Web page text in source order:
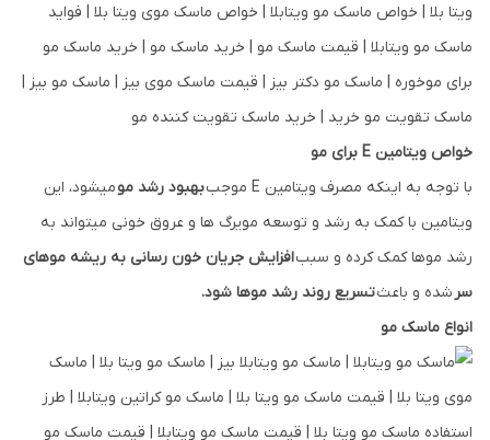
خواص ویتامین E برای مو
با توجه به اینکه مصرف ویتامین E موجب
بهبود رشد مومیشود، این
ویتامین با کمک به رشد و توسعه مویرگ ها و عروق خونی میتواند به
رشد موها کمک کرده و سببافزایش جریان خون رسانی به ریشه موهای
سرشده و باعثتسریع روند رشد موها شود.
انواع ماسک مو